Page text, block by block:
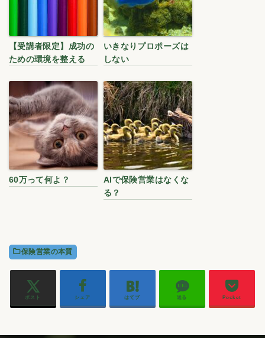
【受講者限定】成功の
ための環境を整える
いきなりプロポーズは
しない
60万って何よ？
AIで保険営業はなくな
る？
保険営業の本質
ポスト シェア はてブ 送る Pocket